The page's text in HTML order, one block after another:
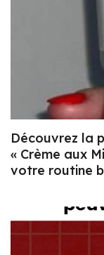
Découvrez la
« Crème aux
votre routine